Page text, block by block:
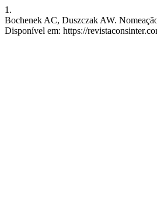
1.
Bochenek AC, Duszczak AW.
Disponível em: https://